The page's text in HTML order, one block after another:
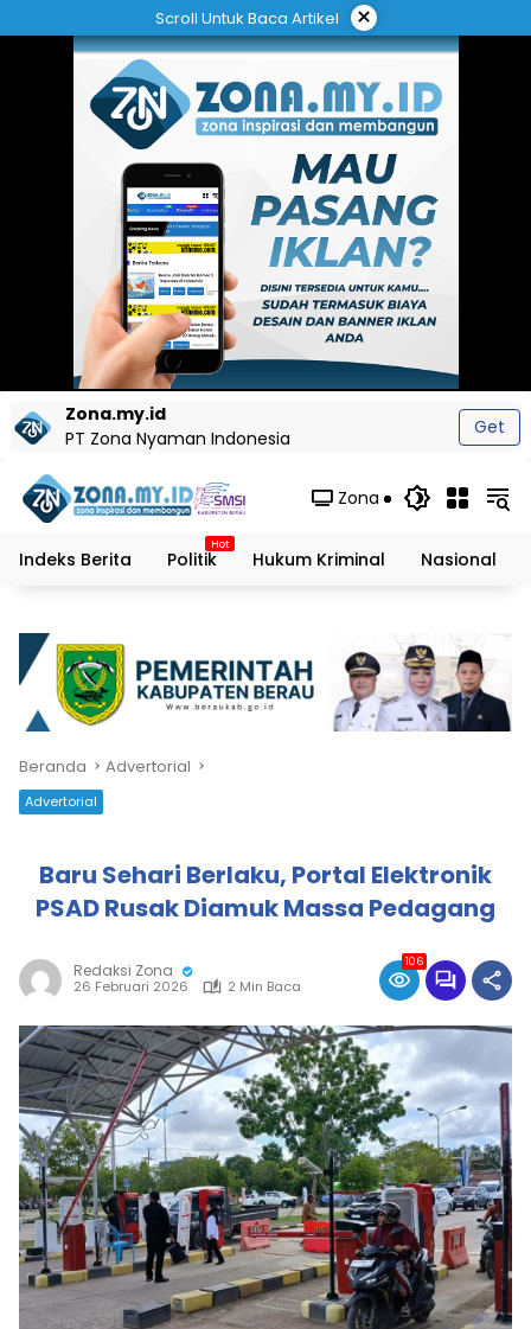
ke
Scroll Untuk Baca Artikel ×
Zona.my.id
PT Zona Nyaman Indonesia
Get
Zona
Indeks Berita Politik Hukum Kriminal Nasional
Beranda Advertorial
Advertorial
Baru Sehari Berlaku, Portal Elektronik
PSAD Rusak Diamuk Massa Pedagang
Redaksi Zona
26 Februari 2026 2 Min Baca
106